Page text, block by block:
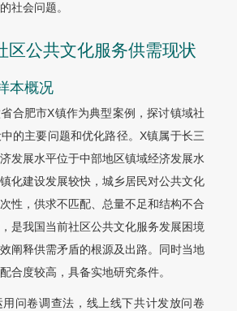
社会问题。
区公共文化服务供需现状
本概况
合肥市X镇作为典型案例，探讨镇域社
的主要问题和优化路径。X镇属于长三
发展水平位于中部地区镇域经济发展水
化建设发展较快，城乡居民对公共文化
性，供求不匹配、总量不足和结构不合
是我国当前社区公共文化服务发展困境
阐释供需矛盾的根源及出路。同时当地
合度较高，具备实地研究条件。
问卷调查法，线上线下共计发放问卷